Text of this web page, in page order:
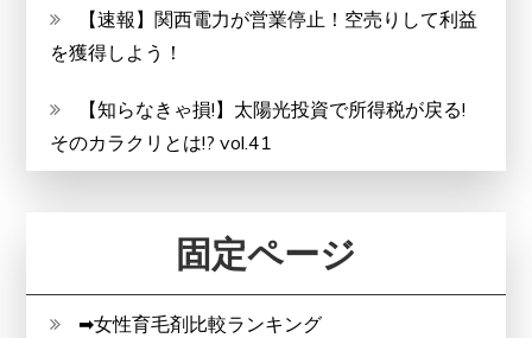
【速報】関西電力が営業停止！空売りして利益
を獲得しよう！
【知らなきゃ損!】太陽光投資で所得税が戻る!
そのカラクリとは!? vol.41
固定ページ
➡女性育毛剤比較ランキング